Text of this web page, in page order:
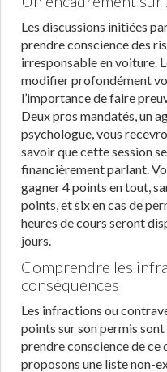
Les discussions initiées
prendre conscience des
irresponsable en voiture.
modifier profondément
l’importance de faire
Deux pros mandatés, un
psychologue, vous
savoir que cette session
financièrement parlant.
gagner 4 points en tout,
points, et six en cas de
heures de cours seront
jours.
Comprendre les
conséquences
Les infractions ou
points sur son permis
prendre conscience de ce
proposons une liste non-